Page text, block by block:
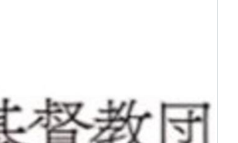
は日本人に偽装している韓
金儲けをし、日本を外国人